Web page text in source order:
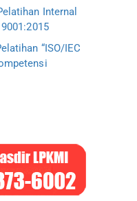
Internal
“ISO/IEC